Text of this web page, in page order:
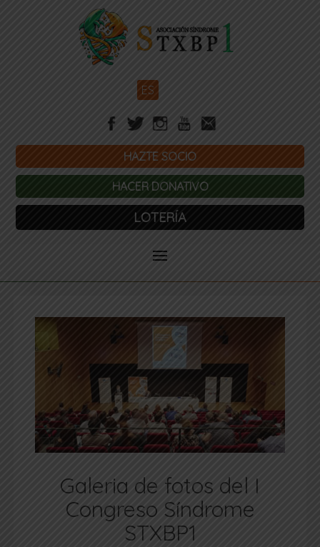
ES
HAZTE SOCIO
HACER DONATIVO
LOTERÍA
Galeria de fotos del I
Congreso Síndrome
STXBP1